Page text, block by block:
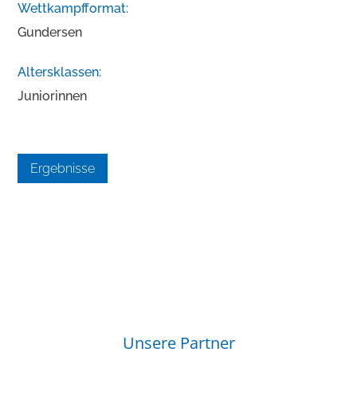
Wettkampfformat:
Gundersen
Altersklassen:
Juniorinnen
Ergebnisse
Unsere Partner